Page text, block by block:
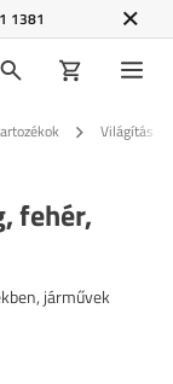
1381
Világítás
fehér,
járművek